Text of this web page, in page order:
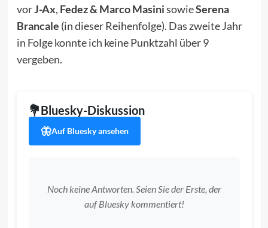
vorJ-Ax, Fedez & Marco MasinisowieSerena
Brancale (in dieser Reihenfolge). Das zweite Jahr
in Folge konnte ich keine Punktzahl über 9
vergeben.
Bluesky-Diskussion
Auf Bluesky ansehen
Noch keine Antworten. Seien Sie der Erste, der
auf Bluesky kommentiert!